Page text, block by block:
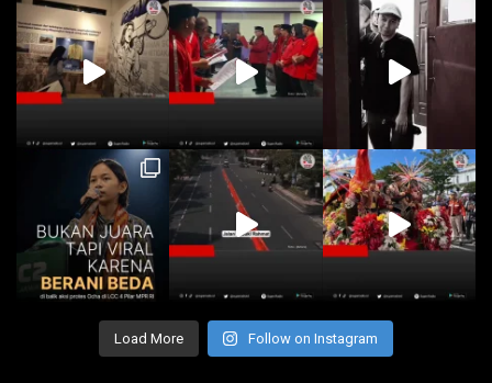
Load More Follow on Instagram